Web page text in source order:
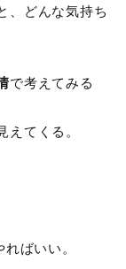
、どんな気持ち
で考えてみる
てくる。
ばいい。